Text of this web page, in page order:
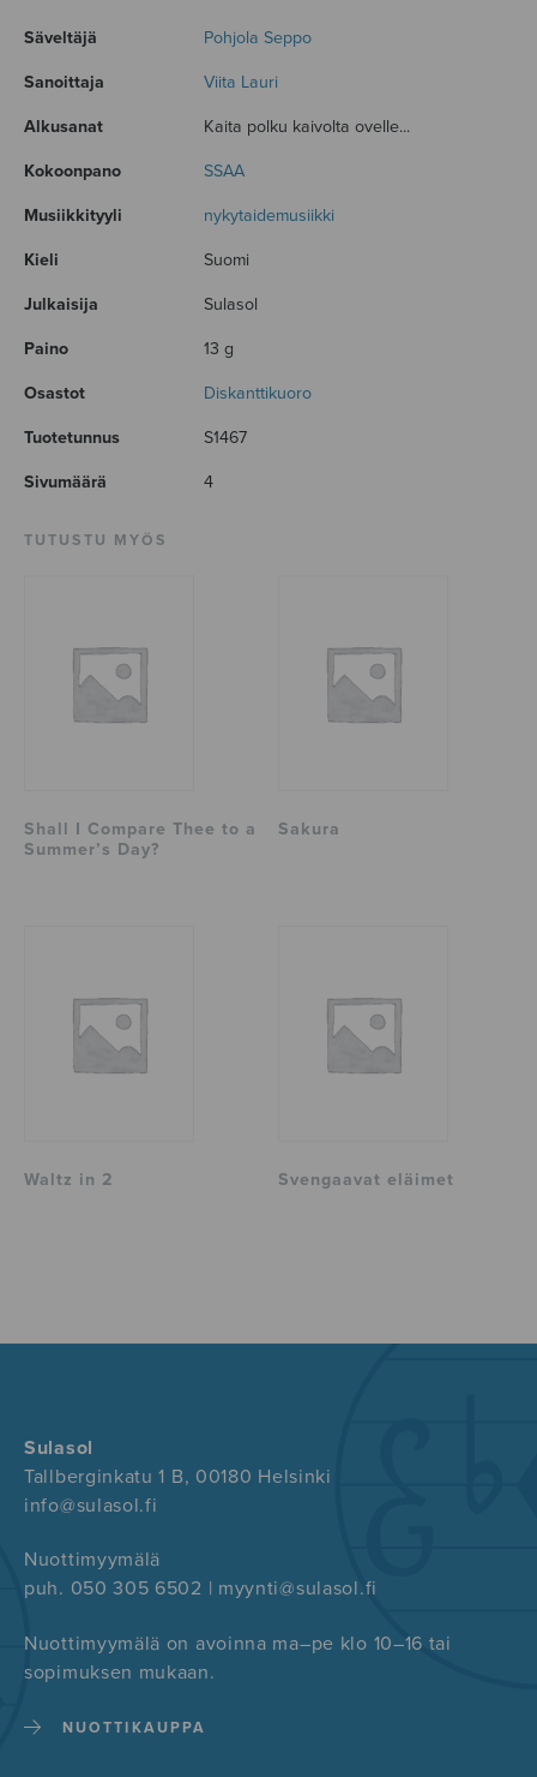
Säveltäjä Pohjola Seppo
Sanoittaja Viita Lauri
Alkusanat Kaita polku kaivolta ovelle...
Kokoonpano SSAA
Musiikkityyli nykytaidemusiikki
Kieli Suomi
Julkaisija Sulasol
Paino 13 g
Osastot Diskanttikuoro
Tuotetunnus S1467
Sivumäärä 4
TUTUSTU MYÖS
Shall I Compare Thee to a
Summer’s Day?
Sakura
Waltz in 2 Svengaavat eläimet
Sulasol
Tallberginkatu 1 B, 00180 Helsinki
info@sulasol.fi
Nuottimyymälä
puh. 050 305 6502 | myynti@sulasol.fi
Nuottimyymälä on avoinna ma–pe klo 10–16 tai
sopimuksen mukaan.
NUOTTIKAUPPA